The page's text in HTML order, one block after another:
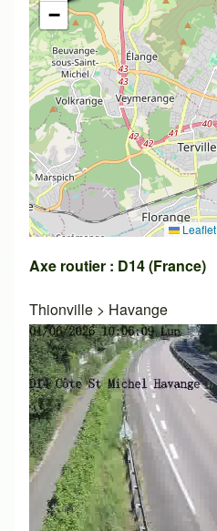
−
Leaflet
Axe routier : D14 (France)
Thionville > Havange